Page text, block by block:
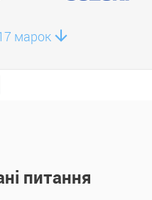
марок
питання